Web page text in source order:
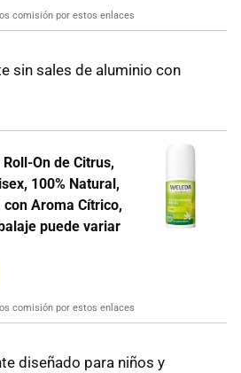
comisión por estos enlaces
sin sales de aluminio con
On de Citrus,
100% Natural,
Aroma Cítrico,
puede variar
comisión por estos enlaces
diseñado para niños y